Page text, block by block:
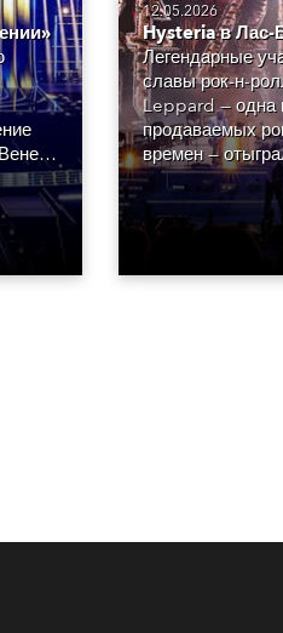
в
12.05.2026
Hysteria в Лас-
Легендарные
славы рок-н-
Leppard — одна
продаваемых
времен —
по-настоящему
Caesars Palace
Концерты
оформлением,